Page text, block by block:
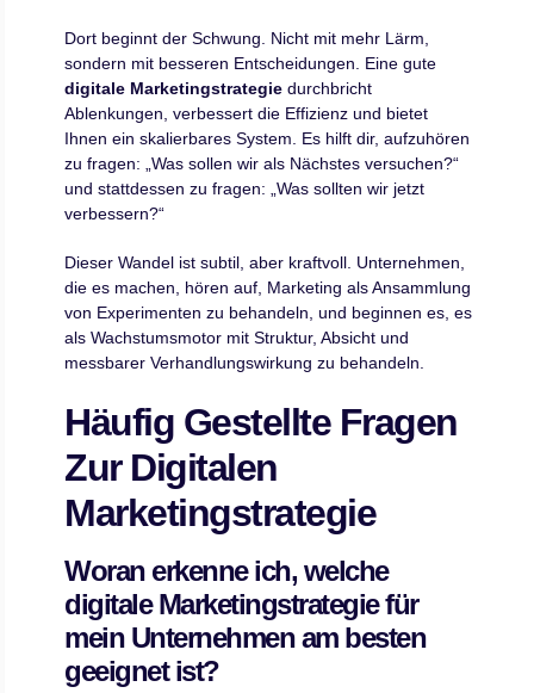
Dort beginnt der Schwung. Nicht mit mehr Lärm,
sondern mit besseren Entscheidungen. Eine gute
digitale Marketingstrategie durchbricht
Ablenkungen, verbessert die Effizienz und bietet
Ihnen ein skalierbares System. Es hilft dir, aufzuhören
zu fragen: „Was sollen wir als Nächstes versuchen?“
und stattdessen zu fragen: „Was sollten wir jetzt
verbessern?“
Dieser Wandel ist subtil, aber kraftvoll. Unternehmen,
die es machen, hören auf, Marketing als Ansammlung
von Experimenten zu behandeln, und beginnen es, es
als Wachstumsmotor mit Struktur, Absicht und
messbarer Verhandlungswirkung zu behandeln.
Häufig Gestellte Fragen
Zur Digitalen
Marketingstrategie
Woran erkenne ich, welche
digitale Marketingstrategie für
mein Unternehmen am besten
geeignet ist?